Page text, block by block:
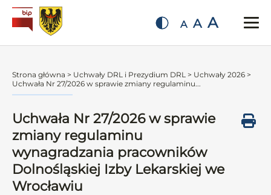
A A A
Strona główna > Uchwały DRL i Prezydium DRL > Uchwały 2026 >
Uchwała Nr 27/2026 w sprawie zmiany regulaminu...
Uchwała Nr 27/2026 w sprawie
zmiany regulaminu
wynagradzania pracowników
Dolnośląskiej Izby Lekarskiej we
Wrocławiu